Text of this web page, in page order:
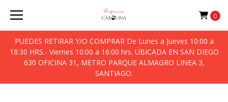
PUEDES RETIRAR Y/O COMPRAR De Lunes a Jueves 10:00 a
18:30 HRS.- Viernes 10:00 a 16:00 hrs. UBICADA EN SAN DIEGO
630 OFICINA 31, METRO PARQUE ALMAGRO LINEA 3,
SANTIAGO.
0